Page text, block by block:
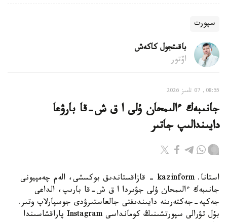
سپورت
باقىتجول كاكەش
اۆتور
08:55, 07 تامىز 2026
جانىبەك ءالىمحان ۇلى ا ق ش-قا بارۋعا
دايىندالىپ جاتىر
استانا. kazinform - قازاقستاندىق بوكسشى، الەم چەمپيونى
جانىبەك ءالىمحان ۇلى جۋىردا ا ق ش-قا بارىپ، الداعى
جەكپە-جەكتەرىنە دايىندىقتى جالعاستىرۋدى جوسپارلاپ وتىر.
بۇل تۋرالى سپورتشىنىڭ كومانداسى Instagram پاراقشاسىندا